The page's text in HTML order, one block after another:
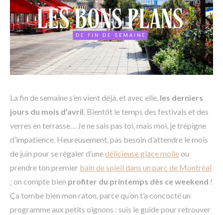
La fin de semaine s’en vient déjà, et avec elle, les derniers
jours du mois d’avril . Bientôt le temps des festivals et des
verres en terrasse… Je ne sais pas toi, mais moi, je trépigne
d’impatience. Heureusement, pas besoin d’attendre le mois
de juin pour se régaler d’unedélicieuse glace molleou
prendre ton premier bain de soleil dans un parc de Montréal
: on compte bien profiter du printemps dès ce weekend !
Ça tombe bien mon raton, parce qu’on t’a concocté un
programme aux petits oignons : suis le guide pour retrouver